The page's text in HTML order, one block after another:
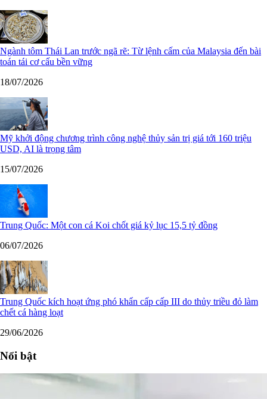
Ngành tôm Thái Lan trước ngã rẽ: Từ lệnh cấm của Malaysia đến bài
toán tái cơ cấu bền vững
18/07/2026
Mỹ khởi động chương trình công nghệ thủy sản trị giá tới 160 triệu
USD, AI là trọng tâm
15/07/2026
Trung Quốc: Một con cá Koi chốt giá kỷ lục 15,5 tỷ đồng
06/07/2026
Trung Quốc kích hoạt ứng phó khẩn cấp cấp III do thủy triều đỏ làm
chết cá hàng loạt
29/06/2026
Nổi bật